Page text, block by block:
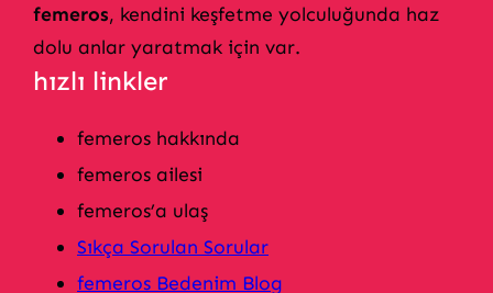
femeros, kendini keşfetme yolculuğunda haz
dolu anlar yaratmak için var.
hızlı linkler
femeros hakkında
femeros ailesi
femeros’a ulaş
Sıkça Sorulan Sorular
femeros Bedenim Blog